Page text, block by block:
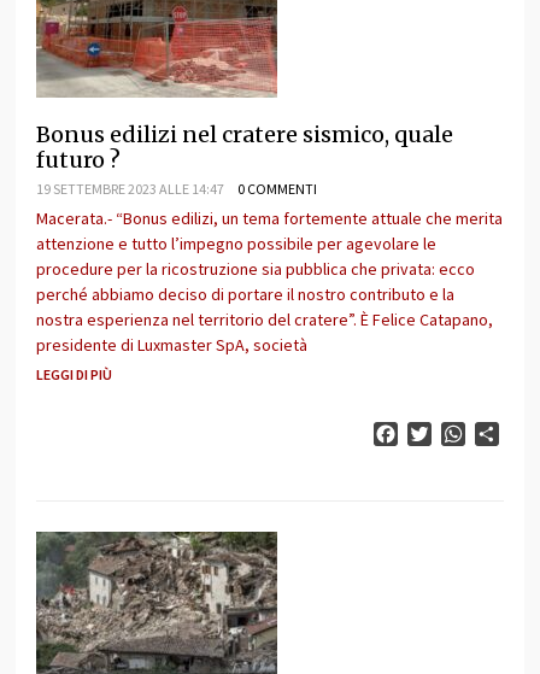
Bonus edilizi nel cratere sismico, quale
futuro ?
19 SETTEMBRE 2023 ALLE 14:47 0 COMMENTI
Macerata.- “Bonus edilizi, un tema fortemente attuale che merita
attenzione e tutto l’impegno possibile per agevolare le
procedure per la ricostruzione sia pubblica che privata: ecco
perché abbiamo deciso di portare il nostro contributo e la
nostra esperienza nel territorio del cratere”. È Felice Catapano,
presidente di Luxmaster SpA, società
LEGGI DI PIÙ
FacebookTwitter